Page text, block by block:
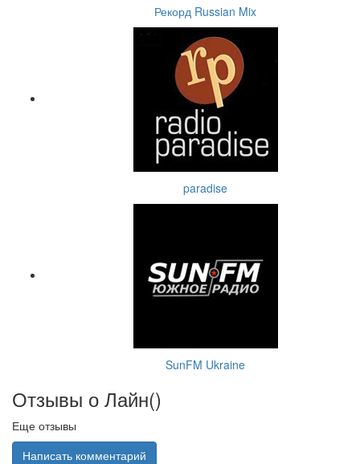
Рекорд Russian Mix
paradise
SunFM Ukraine
Отзывы о Лайн()
Еще отзывы
Написать комментарий